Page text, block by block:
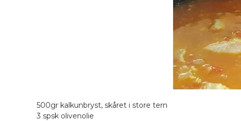
500gr kalkunbryst, skåret i store tern
3 spsk olivenolie